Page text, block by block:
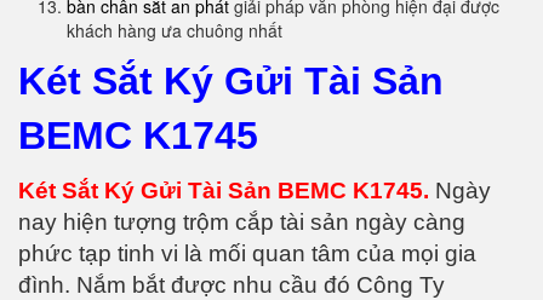
bàn chân sắt an phát giải pháp văn phòng hiện đại được
khách hàng ưa chuông nhất
Két Sắt Ký Gửi Tài Sản
BEMC K1745
Két Sắt Ký Gửi Tài Sản BEMC K1745. Ngày
nay hiện tượng trộm cắp tài sản ngày càng
phức tạp tinh vi là mối quan tâm của mọi gia
đình. Nắm bắt được nhu cầu đó Công Ty